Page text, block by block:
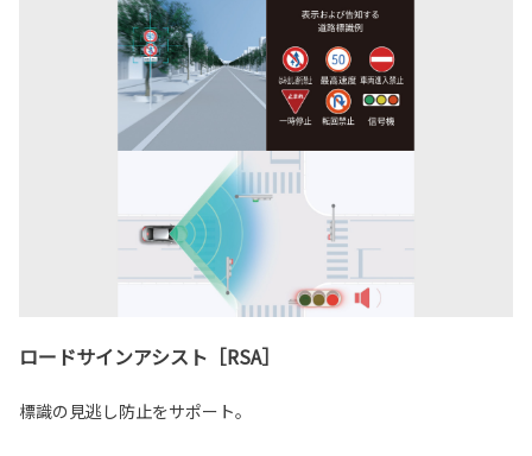
ロードサインアシスト［RSA］
標識の見逃し防止をサポート。